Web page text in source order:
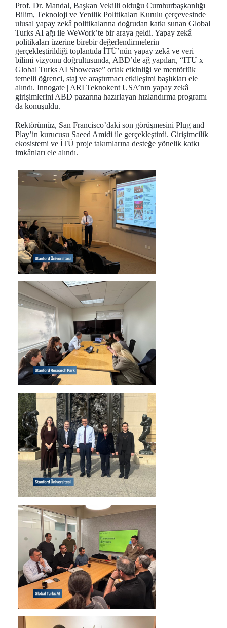
Prof. Dr. Mandal, Başkan Vekilli olduğu Cumhurbaşkanlığı
Bilim, Teknoloji ve Yenilik Politikaları Kurulu çerçevesinde
ulusal yapay zekâ politikalarına doğrudan katkı sunan Global
Turks AI ağı ile WeWork’te bir araya geldi. Yapay zekâ
politikaları üzerine birebir değerlendirmelerin
gerçekleştirildiği toplantıda İTÜ’nün yapay zekâ ve veri
bilimi vizyonu doğrultusunda, ABD’de ağ yapıları, “ITU x
Global Turks AI Showcase” ortak etkinliği ve mentörlük
temelli öğrenci, staj ve araştırmacı etkileşimi başlıkları ele
alındı. Innogate | ARI Teknokent USA’nın yapay zekâ
girişimlerini ABD pazarına hazırlayan hızlandırma programı
da konuşuldu.
Rektörümüz, San Francisco’daki son görüşmesini Plug and
Play’in kurucusu Saeed Amidi ile gerçekleştirdi. Girişimcilik
ekosistemi ve İTÜ proje takımlarına desteğe yönelik katkı
imkânları ele alındı.